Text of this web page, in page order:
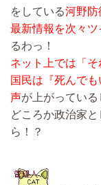
をしている河野防
最新情報を次々ツ
るわっ！
ネット上では「
国民は『死んで
声が上がってい
どころか政治家
ら！？